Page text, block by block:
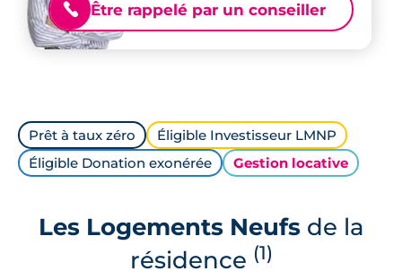
📞 Être rappelé par un conseiller
Prêt à taux zéro
Éligible Investisseur LMNP
Éligible Donation exonérée
Gestion locative
Les Logements Neufsde la
résidence (1)